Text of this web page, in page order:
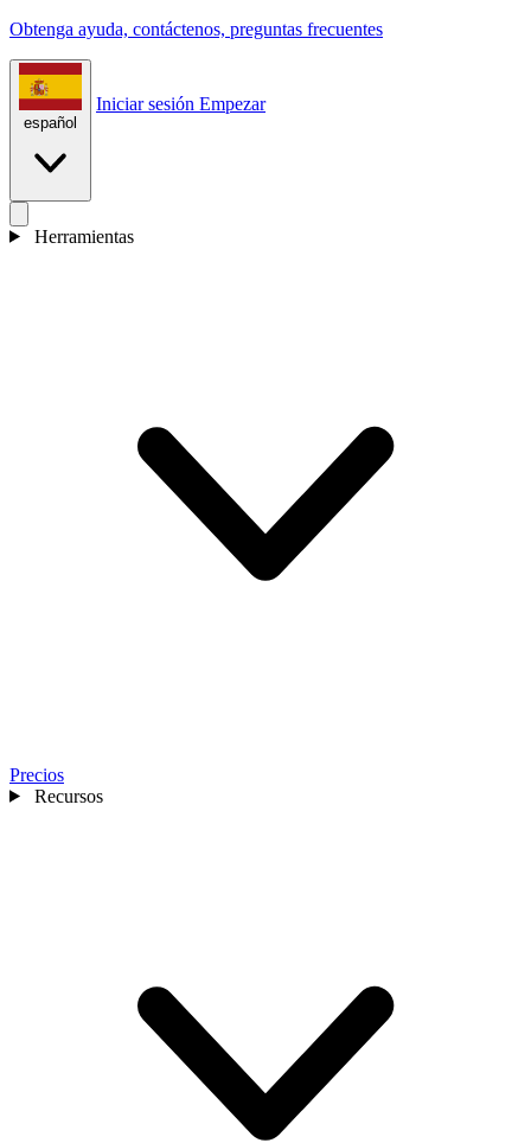
Obtenga ayuda, contáctenos, preguntas frecuentes
español
Iniciar sesión Empezar
Herramientas
Precios
Recursos